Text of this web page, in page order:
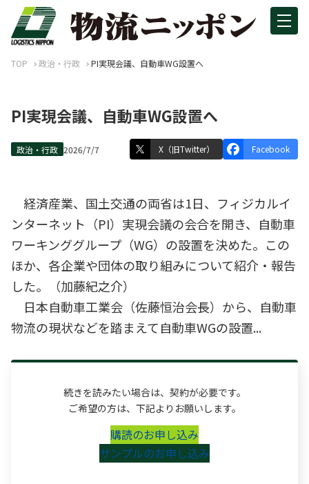
TOP 政治・行政 PI実現会議、自動車WG設置へ
PI実現会議、自動車WG設置へ
政治・行政 2026/7/7 X（旧Twitter） Facebook
経済産業、国土交通の両省は1日、フィジカルイ
ンターネット（PI）実現会議の会合を開き、自動車
ワーキンググループ（WG）の設置を決めた。この
ほか、各企業や団体の取り組みについて紹介・報告
した。（加藤紀之介）
日本自動車工業会（佐藤恒治会長）から、自動車
物流の現状などを踏まえて自動車WGの設置...
続きを読みたい場合は、契約が必要です。
ご希望の方は、下記よりお願いします。
購読のお申し込み
サンプルのお申し込み